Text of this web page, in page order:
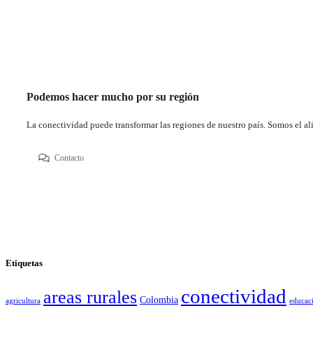
Podemos hacer mucho por su región
La conectividad puede transformar las regiones de nuestro país. Somos el
Contacto
Etiquetas
agricultura areas rurales Colombia conectividad